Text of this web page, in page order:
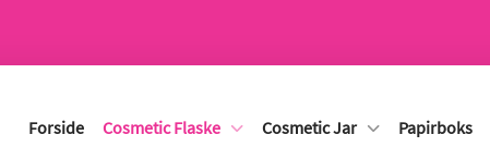
Forside Cosmetic Flaske Cosmetic Jar Papirboks